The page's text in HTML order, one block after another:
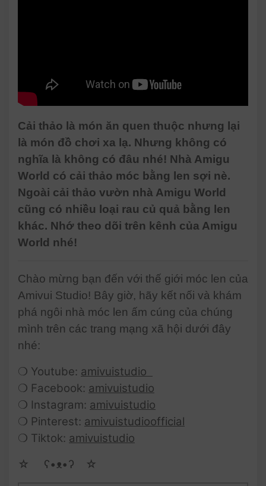
Cải thảo là món ăn quen thuộc nhưng lại
là món đồ chơi xa lạ. Nhưng không có
nghĩa là không có đâu nhé! Nhà Amigu
World có cải thảo móc bằng len sợi nè.
Ngoài cải thảo vườn nhà Amigu World
cũng có nhiều loại rau củ quả bằng len
khác. Nhớ theo dõi trên kênh của Amigu
World nhé!
Chào mừng bạn đến với thế giới móc len của
Amivui Studio! Bây giờ, hãy kết nối và khám
phá ngôi nhà móc len ấm cúng của chúng
mình trên các trang mạng xã hội dưới đây
nhé:
❍ Youtube: amivuistudio
❍ Facebook: amivuistudio
❍ Instagram: amivuistudio
❍ Pinterest: amivuistudioofficial
❍ Tiktok: amivuistudio
☆ゝ ʕ•ᴥ•ʔゝ☆